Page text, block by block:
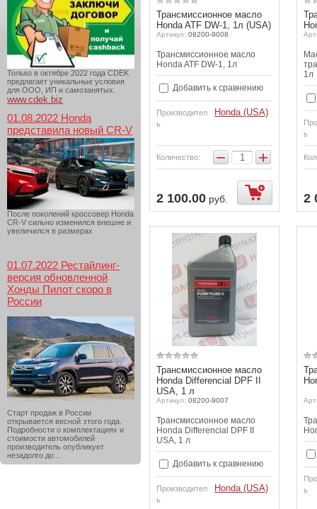
Только в октябре 2022 года CDEK
предлагает уникальные условия
для ООО, ИП и самозанятых.
www.cdek.biz
01.08.2022 Honda
представила новый CR-V
После поколений кроссовер Honda
CR-V сильно изменился внешне и
увеличился в размерах
01.07.2022 Рестайлинг-
версия обновленной
Хонды Пилот скоро в
России
Старт продаж в России
открывается весной этого года.
Подробности о комплектациях и
стоимости автомобилей
производитель опубликует
незадолго до...
Трансмиссионное масло
Honda ATF DW-1, 1л (USA)
Артикул: 08200-9008
Трансмиссионное масло
Honda ATF DW-1, 1л
Добавить к сравнению
Производител
ь
Honda (USA)
Количество: − +
2 100.00 руб.
1л
ь
2
Трансмиссионное масло
Honda Differencial DPF II
USA, 1 л
Артикул: 08200-9007
Трансмиссионное масло
Honda Differencial DPF II
USA, 1 л
Добавить к сравнению
Производител
ь
Honda (USA)
ь